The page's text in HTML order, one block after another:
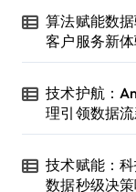
算法赋能数
客户服务新
技术护航：
理引领数据
技术赋能：
数据秒级决